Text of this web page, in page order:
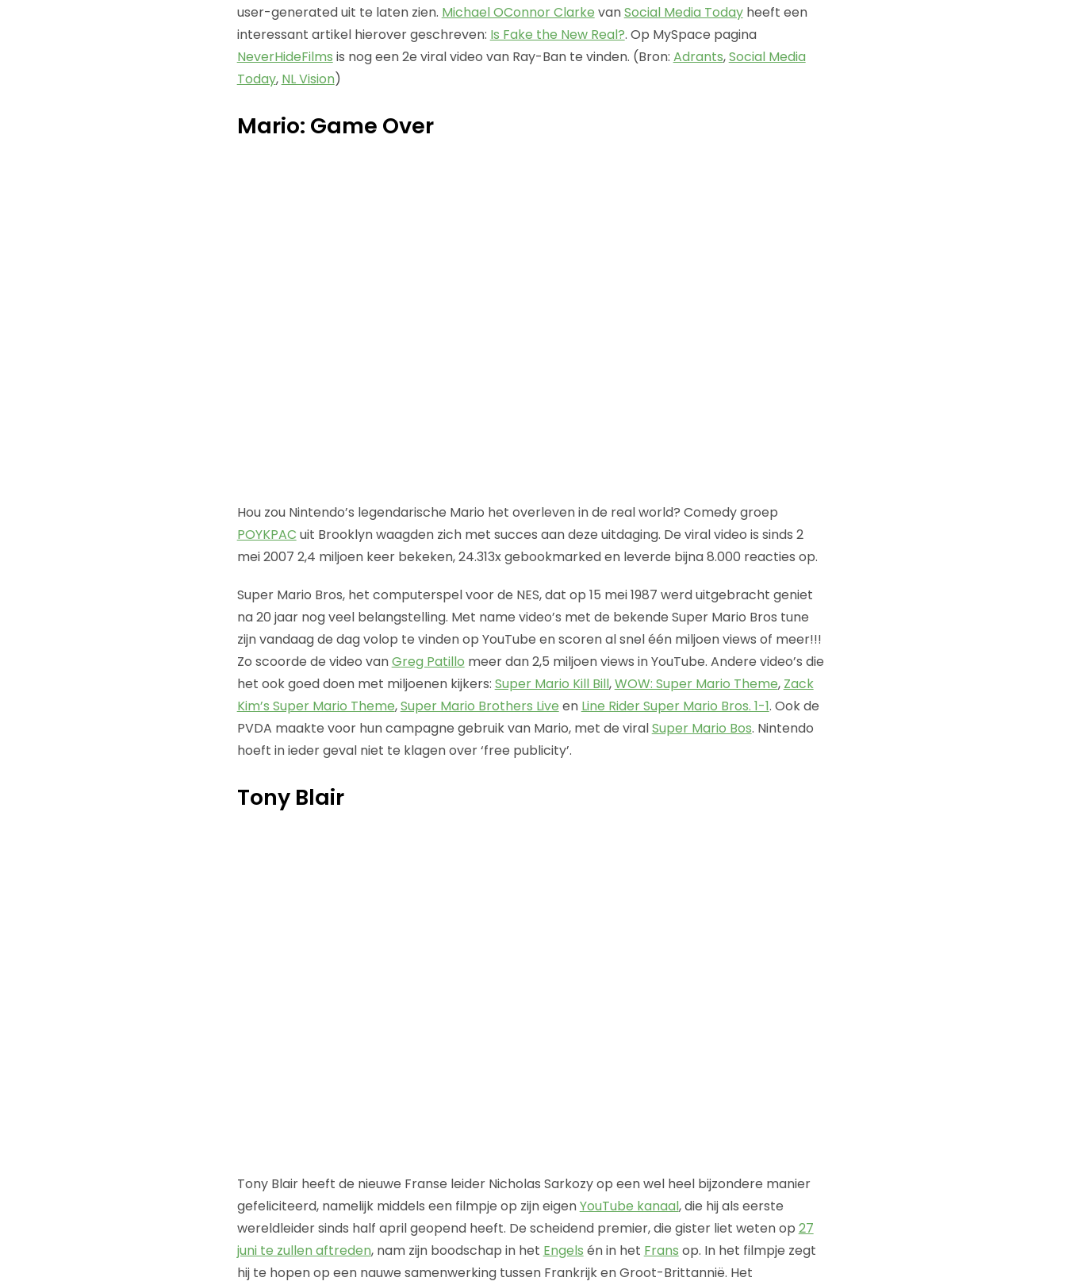
user-generated uit te laten zien. Michael OConnor Clarke vanSocial Media Todayheeft een
interessant artikel hierover geschreven: Is Fake the New Real?. Op MySpace pagina
NeverHideFilms is nog een 2e viral video van Ray-Ban te vinden. (Bron: Adrants,Social Media
Today, NL Vision)
Mario: Game Over
Hou zou Nintendo’s legendarische Mario het overleven in de real world? Comedy groep
POYKPAC uit Brooklyn waagden zich met succes aan deze uitdaging. De viral video is sinds 2
mei 2007 2,4 miljoen keer bekeken, 24.313x gebookmarked en leverde bijna 8.000 reacties op.
Super Mario Bros, het computerspel voor de NES, dat op 15 mei 1987 werd uitgebracht geniet
na 20 jaar nog veel belangstelling. Met name video’s met de bekende Super Mario Bros tune
zijn vandaag de dag volop te vinden op YouTube en scoren al snel één miljoen views of meer!!!
Zo scoorde de video vanGreg Patillo meer dan 2,5 miljoen views in YouTube. Andere video’s die
het ook goed doen met miljoenen kijkers: Super Mario Kill Bill,WOW: Super Mario Theme, Zack
Kim’s Super Mario Theme,Super Mario Brothers Live en Line Rider Super Mario Bros. 1-1. Ook de
PVDA maakte voor hun campagne gebruik van Mario, met de viralSuper Mario Bos. Nintendo
hoeft in ieder geval niet te klagen over ‘free publicity’.
Tony Blair
Tony Blair heeft de nieuwe Franse leider Nicholas Sarkozy op een wel heel bijzondere manier
gefeliciteerd, namelijk middels een filmpje op zijn eigenYouTube kanaal, die hij als eerste
wereldleider sinds half april geopend heeft. De scheidend premier, die gister liet weten op 27
juni te zullen aftreden, nam zijn boodschap in het Engels én in het Frans op. In het filmpje zegt
hij te hopen op een nauwe samenwerking tussen Frankrijk en Groot-Brittannië. Het